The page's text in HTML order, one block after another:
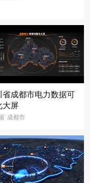
省成都市电力数据可
大屏
成都市
力 3D地图
发电站
风险预警
三维地图